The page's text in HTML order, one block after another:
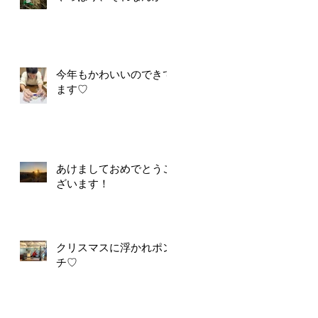
今年もかわいいのできて
ます♡
あけましておめでとうご
ざいます！
クリスマスに浮かれポン
チ♡